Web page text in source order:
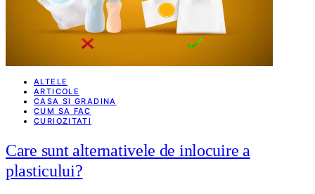
ALTELE
ARTICOLE
CASA SI GRADINA
CUM SA FAC
CURIOZITATI
Care sunt alternativele de inlocuire a
plasticului?